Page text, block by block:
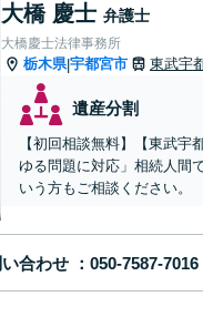
大橋 慶士 弁護士
大橋慶士法律事務所
栃木県|宇都宮市 東武宇
遺産分割
【初回相談無料】【東武
ゆる問題に対応」相続人間
いう方もご相談ください。
合わせ